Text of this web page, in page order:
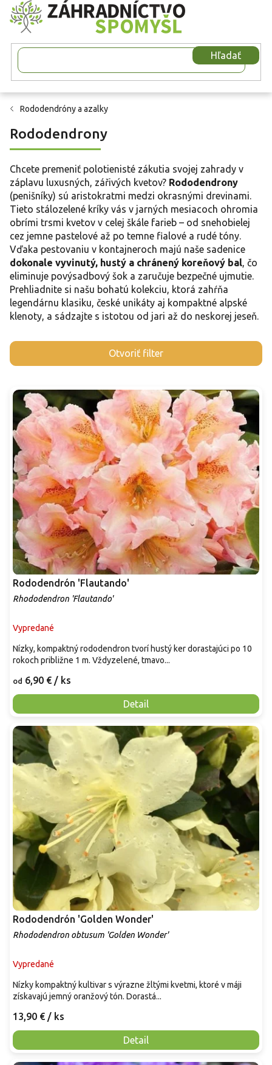
Prejsť
na
obsah
Hľadať
Rododendróny a azalky
Rododendrony
Chcete premeniť polotienisté zákutia svojej zahrady v
záplavu luxusných, zářivých kvetov? Rododendrony
(penišníky) sú aristokratmi medzi okrasnými drevinami.
Tieto stálozelené kríky vás v jarných mesiacoch ohromia
obrími trsmi kvetov v celej škále farieb – od snehobielej
cez jemne pastelové až po temne fialové a rudé tóny.
Vďaka pestovaniu v kontajneroch majú naše sadenice
dokonale vyvinutý, hustý a chránený koreňový bal , čo
eliminuje povýsadbový šok a zaručuje bezpečné ujmutie.
Prehliadnite si našu bohatú kolekciu, ktorá zahŕňa
legendárnu klasiku, české unikáty aj kompaktné alpské
klenoty, a sádzajte s istotou od jari až do neskorej jeseň.
Otvoriť filter
V
ý
s
p
r
o
d
u
k
t
v
Rododendrón 'Flautando'
Rhododendron 'Flautando'
Vypredané
od 6,90 € / ks
Detail
Nízky, kompaktný rododendron tvorí hustý ker dorastajúci po 10
rokoch približne 1 m. Vždyzelené, tmavo...
Rododendrón 'Golden Wonder'
Rhododendron obtusum 'Golden Wonder'
Vypredané
13,90 € / ks
Detail
Nízky kompaktný kultivar s výrazne žltými kvetmi, ktoré v máji
získavajú jemný oranžový tón. Dorastá...